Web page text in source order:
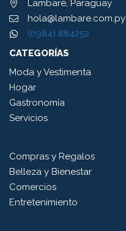
Lambaré, Paraguay
hola@lambare.com.py
(0984) 884252
CATEGORÍAS
Moda y Vestimenta
Hogar
Gastronomía
Servicios
Compras y Regalos
Belleza y Bienestar
Comercios
Entretenimiento